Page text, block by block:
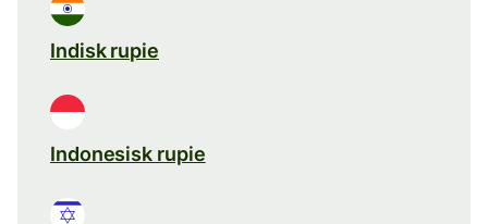
Indisk rupie
Indonesisk rupie